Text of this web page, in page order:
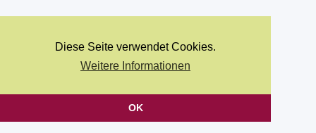
Diese Seite verwendet Cookies.
Weitere Informationen
OK